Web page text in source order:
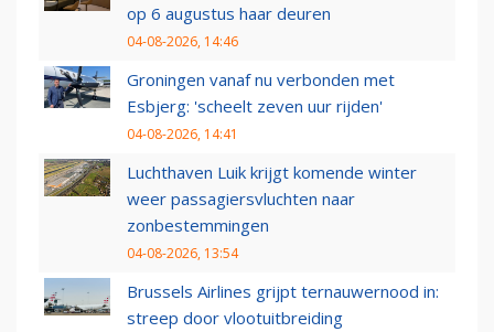
op 6 augustus haar deuren
04-08-2026, 14:46
Groningen vanaf nu verbonden met
Esbjerg: 'scheelt zeven uur rijden'
04-08-2026, 14:41
Luchthaven Luik krijgt komende winter
weer passagiersvluchten naar
zonbestemmingen
04-08-2026, 13:54
Brussels Airlines grijpt ternauwernood in:
streep door vlootuitbreiding